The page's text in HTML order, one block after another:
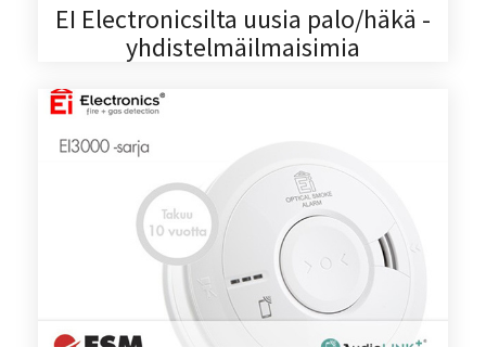
EI Electronicsilta uusia palo/häkä -
yhdistelmäilmaisimia